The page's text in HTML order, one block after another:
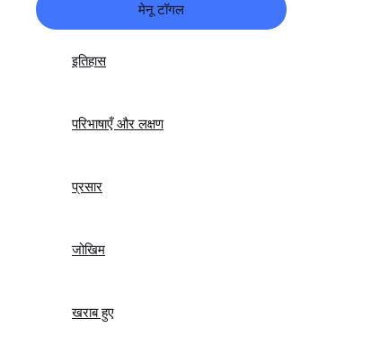
मेनू टॉगल
इतिहास
परिभाषाएँ और लक्षण
प्रसार
जोखिम
खराब हुए